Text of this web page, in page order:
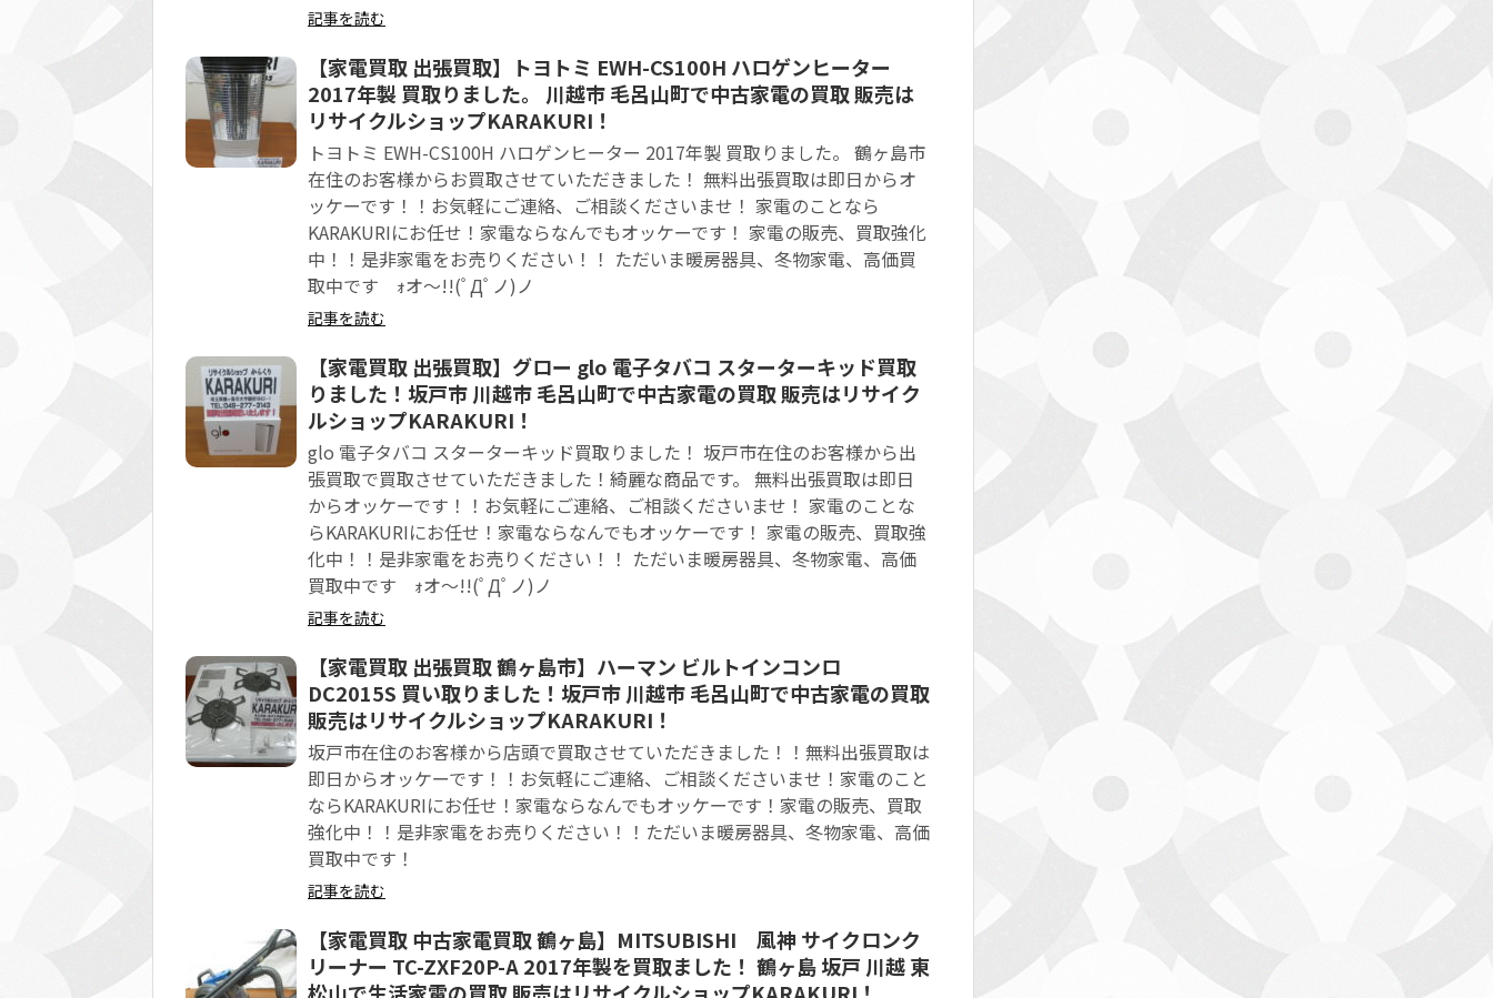
記事を読む
【家電買取 出張買取】トヨトミ EWH-CS100H ハロゲンヒーター
2017年製 買取りました。 川越市 毛呂山町で中古家電の買取 販売は
リサイクルショップKARAKURI！
トヨトミ EWH-CS100H ハロゲンヒーター 2017年製 買取りました。 鶴ヶ島市
在住のお客様からお買取させていただきました！ 無料出張買取は即日からオ
ッケーです！！お気軽にご連絡、ご相談くださいませ！ 家電のことなら
KARAKURIにお任せ！家電ならなんでもオッケーです！ 家電の販売、買取強化
中！！是非家電をお売りください！！ ただいま暖房器具、冬物家電、高価買
取中です ｫオ～!!(ﾟДﾟノ)ノ
記事を読む
【家電買取 出張買取】グロー glo 電子タバコ スターターキッド買取
りました！坂戸市 川越市 毛呂山町で中古家電の買取 販売はリサイク
ルショップKARAKURI！
glo 電子タバコ スターターキッド買取りました！ 坂戸市在住のお客様から出
張買取で買取させていただきました！綺麗な商品です。 無料出張買取は即日
からオッケーです！！お気軽にご連絡、ご相談くださいませ！ 家電のことな
らKARAKURIにお任せ！家電ならなんでもオッケーです！ 家電の販売、買取強
化中！！是非家電をお売りください！！ ただいま暖房器具、冬物家電、高価
買取中です ｫオ～!!(ﾟДﾟノ)ノ
記事を読む
【家電買取 出張買取 鶴ヶ島市】ハーマン ビルトインコンロ
DC2015S 買い取りました！坂戸市 川越市 毛呂山町で中古家電の買取
販売はリサイクルショップKARAKURI！
坂戸市在住のお客様から店頭で買取させていただきました！！無料出張買取は
即日からオッケーです！！お気軽にご連絡、ご相談くださいませ！家電のこと
ならKARAKURIにお任せ！家電ならなんでもオッケーです！家電の販売、買取
強化中！！是非家電をお売りください！！ただいま暖房器具、冬物家電、高価
買取中です！
記事を読む
【家電買取 中古家電買取 鶴ヶ島】MITSUBISHI 風神 サイクロンク
リーナー TC-ZXF20P-A 2017年製を買取ました！ 鶴ヶ島 坂戸 川越 東
松山で生活家電の買取 販売はリサイクルショップKARAKURI！